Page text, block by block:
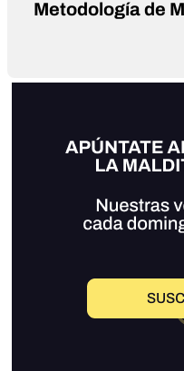
Metodología de